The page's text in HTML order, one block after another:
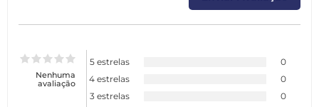
Nenhuma
avaliação
5 estrelas
0
4 estrelas
0
3 estrelas
0